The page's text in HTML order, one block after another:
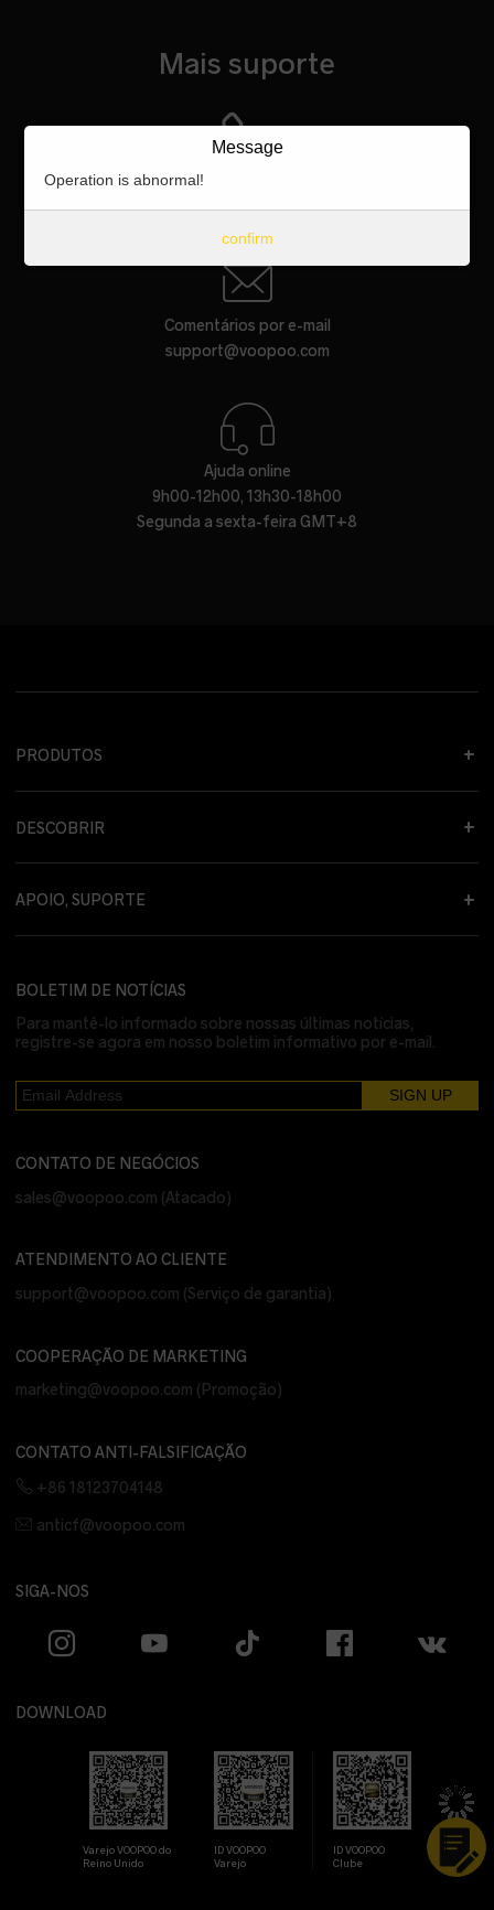
Mais suporte
Suporte de linha direta
Comentários por e-mail
support@voopoo.com
Ajuda online
9h00-12h00, 13h30-18h00
Segunda a sexta-feira GMT+8
PRODUTOS
DESCOBRIR
APOIO, SUPORTE
BOLETIM DE NOTÍCIAS
Para mantê-lo informado sobre nossas últimas notícias,
registre-se agora em nosso boletim informativo por e-mail.
CONTATO DE NEGÓCIOS
sales@voopoo.com (Atacado)
ATENDIMENTO AO CLIENTE
support@voopoo.com (Serviço de garantia)
COOPERAÇÃO DE MARKETING
marketing@voopoo.com (Promoção)
CONTATO ANTI-FALSIFICAÇÃO
+86 18123704148
anticf@voopoo.com
SIGA-NOS
DOWNLOAD
Varejo VOOPOO do
Reino Unido
ID VOOPOO
Varejo
ID VOOPOO
Clube
Message
Operation is abnormal!
confirm